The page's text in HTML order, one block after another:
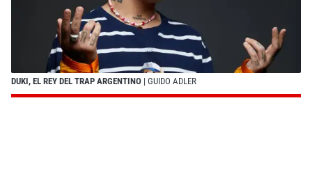
DUKI, EL REY DEL TRAP ARGENTINO | GUIDO ADLER